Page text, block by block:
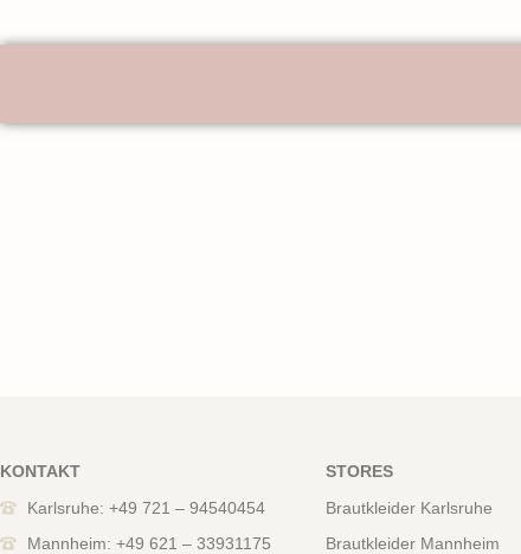
KONTAKT
Karlsruhe: +49 721 – 94540454
Mannheim: +49 621 – 33931175
STORES
Brautkleider Karlsruhe
Brautkleider Mannheim